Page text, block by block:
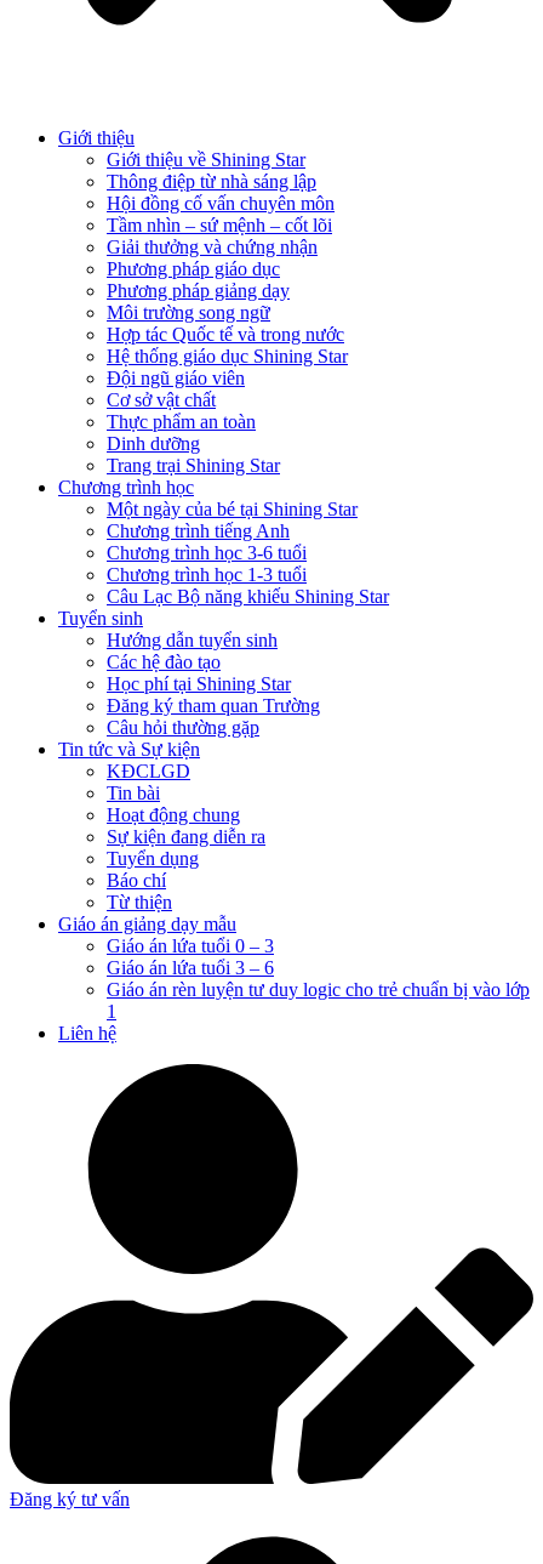
Giới thiệu
Giới thiệu về Shining Star
Thông điệp từ nhà sáng lập
Hội đồng cố vấn chuyên môn
Tầm nhìn – sứ mệnh – cốt lõi
Giải thưởng và chứng nhận
Phương pháp giáo dục
Phương pháp giảng dạy
Môi trường song ngữ
Hợp tác Quốc tế và trong nước
Hệ thống giáo dục Shining Star
Đội ngũ giáo viên
Cơ sở vật chất
Thực phẩm an toàn
Dinh dưỡng
Trang trại Shining Star
Chương trình học
Một ngày của bé tại Shining Star
Chương trình tiếng Anh
Chương trình học 3-6 tuổi
Chương trình học 1-3 tuổi
Câu Lạc Bộ năng khiếu Shining Star
Tuyển sinh
Hướng dẫn tuyển sinh
Các hệ đào tạo
Học phí tại Shining Star
Đăng ký tham quan Trường
Câu hỏi thường gặp
Tin tức và Sự kiện
KĐCLGD
Tin bài
Hoạt động chung
Sự kiện đang diễn ra
Tuyển dụng
Báo chí
Từ thiện
Giáo án giảng dạy mẫu
Giáo án lứa tuổi 0 – 3
Giáo án lứa tuổi 3 – 6
Giáo án rèn luyện tư duy logic cho trẻ chuẩn bị vào lớp
1
Liên hệ
Đăng ký tư vấn